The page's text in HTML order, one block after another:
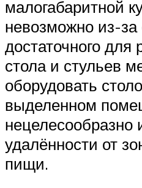
малогабаритной
невозможно из-за
достаточного
стола и стульев
оборудовать
выделенном
нецелесообразно
удалённости от
пищи.